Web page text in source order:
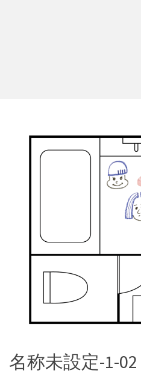
名称未設定-1-02